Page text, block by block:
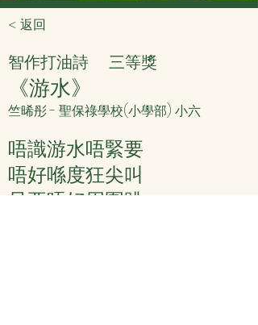
< 返回
智作打油詩 三等獎
《游水》
竺晞彤 - 聖保祿學校(小學部) 小六
唔識游水唔緊要
唔好喺度狂尖叫
只要唔好周圍跳